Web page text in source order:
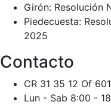
Girón: Resolución
Piedecuesta:
2025
Contacto
CR 31 35 12 Of
Lun - Sab 8:00 -